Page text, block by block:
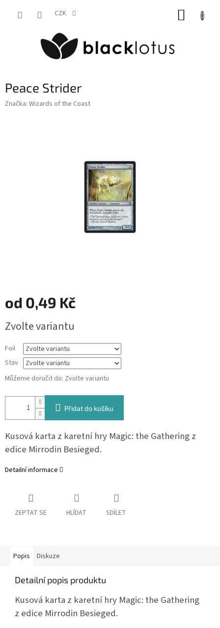
CZK
Peace Strider
Značka: Wizards of the Coast
od 0,49 Kč
cena:
Zvolte variantu
Foil
Stav
Můžeme doručit do: Zvolte variantu
Přidat do košíku
Kusová karta z karetní hry Magic: the Gathering z
edice Mirrodin Besieged.
Detailní informace
ZEPTAT SE HLÍDAT SDÍLET
Popis Diskuze
Detailní popis produktu
Kusová karta z karetní hry Magic: the Gathering
z edice Mirrodin Besieged.